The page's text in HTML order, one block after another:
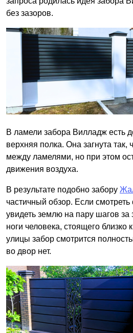
без зазоров.
В ламели забора Вилладж есть
верхняя полка. Она загнута так,
между ламелями, но при этом
движения воздуха.
В результате подобно забору
частичный обзор. Если
увидеть землю на пару шагов
ноги человека, стоящего близко
улицы забор смотрится
во двор нет.